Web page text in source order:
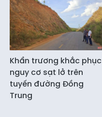
Khẩn trương khắc phục
nguy cơ sạt lở trên
tuyến đường Đồng
Trung